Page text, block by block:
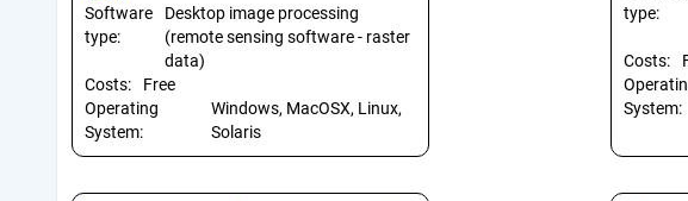
Software
type:
Desktop image processing
(remote sensing software - raster
data)
Costs:
Free
Operating
System:
Windows, MacOSX, Linux,
Solaris
type:
Costs:
System: